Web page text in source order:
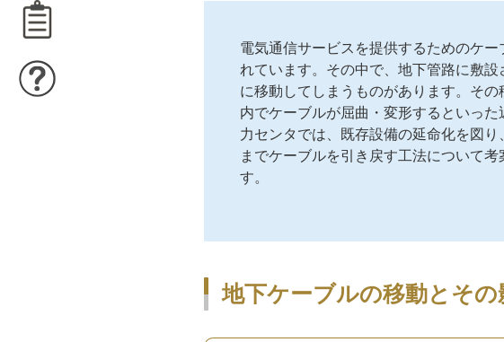
電気通信サービスを提供するためのケ
れています。その中で、地下管路に敷
に移動してしまうものがあります。そ
内でケーブルが屈曲・変形するといっ
力センタでは、既存設備の延命化を図
までケーブルを引き戻す工法について
す。
地下ケーブルの移動とその